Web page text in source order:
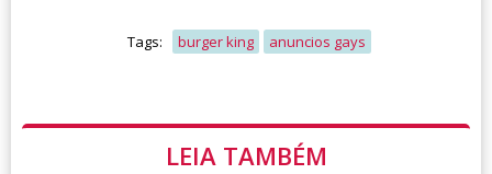
Tags: burger king anuncios gays
LEIA TAMBÉM